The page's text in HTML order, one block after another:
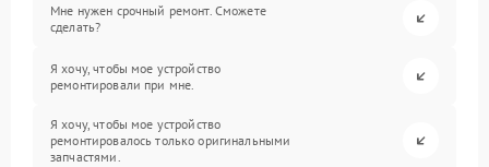
Мне нужен срочный ремонт. Сможете
сделать?
Я хочу, чтобы мое устройство
ремонтировали при мне.
Я хочу, чтобы мое устройство
ремонтировалось только оригинальными
запчастями.